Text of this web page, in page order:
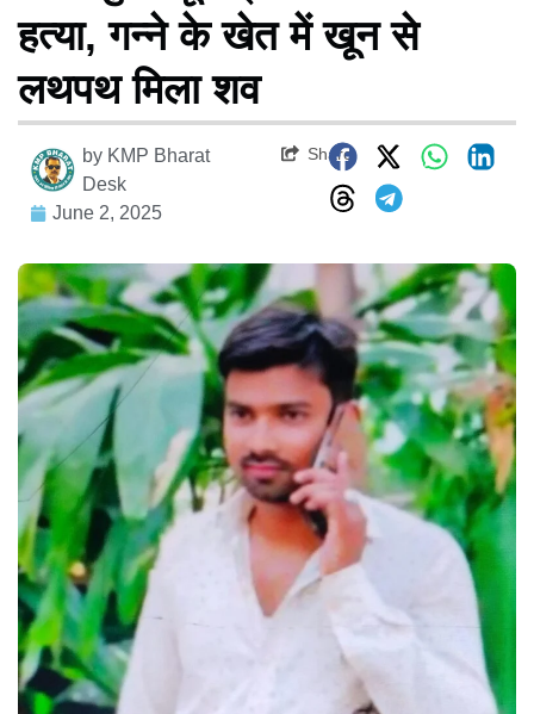
हत्या, गन्ने के खेत में खून से
लथपथ मिला शव
by KMP Bharat
Desk
June 2, 2025
Share